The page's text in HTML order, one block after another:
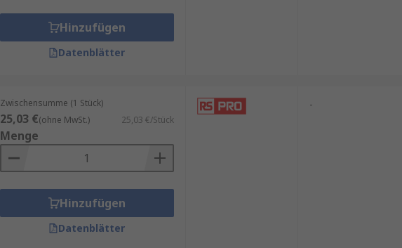
Hinzufügen
Datenblätter
Zwischensumme (1 Stück)
25,03 €(ohne MwSt.) 25,03 €/Stück
Menge
Hinzufügen
Datenblätter
-